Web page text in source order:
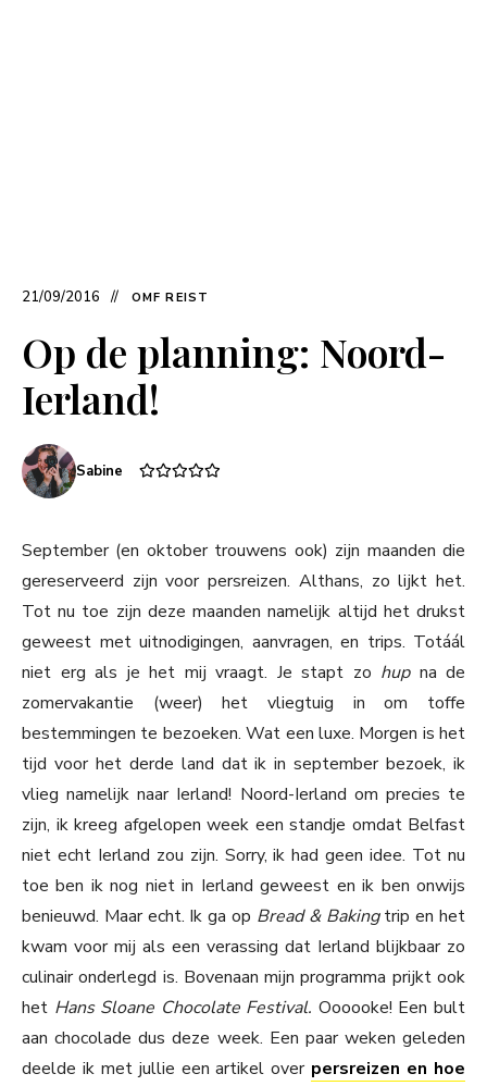
21/09/2016 OMF REIST
Op de planning: Noord-
Ierland!
Sabine
September (en oktober trouwens ook) zijn maanden die
gereserveerd zijn voor persreizen. Althans, zo lijkt het.
Tot nu toe zijn deze maanden namelijk altijd het drukst
geweest met uitnodigingen, aanvragen, en trips. Totáál
niet erg als je het mij vraagt. Je stapt zo hupna de
zomervakantie (weer) het vliegtuig in om toffe
bestemmingen te bezoeken. Wat een luxe. Morgen is het
tijd voor het derde land dat ik in september bezoek, ik
vlieg namelijk naar Ierland! Noord-Ierland om precies te
zijn, ik kreeg afgelopen week een standje omdat Belfast
niet echt Ierland zou zijn. Sorry, ik had geen idee. Tot nu
toe ben ik nog niet in Ierland geweest en ik ben onwijs
benieuwd. Maar echt. Ik ga op Bread & Bakingtrip en het
kwam voor mij als een verassing dat Ierland blijkbaar zo
culinair onderlegd is. Bovenaan mijn programma prijkt ook
het Hans Sloane Chocolate Festival. Oooooke! Een bult
aan chocolade dus deze week. Een paar weken geleden
deelde ik met jullie een artikel over persreizen en hoe